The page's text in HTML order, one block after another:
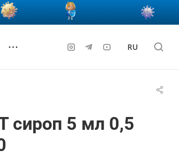
RU
сироп 5 мл 0,5